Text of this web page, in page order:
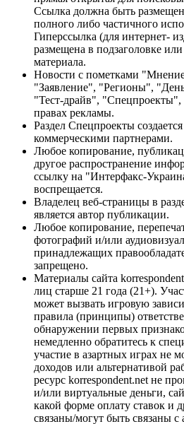
Ссылка должна быть
полного либо частичного
Гиперссылка (для интернет-
размещена в подзаголовке
материала.
Новости с пометками
"Заявление", "Регионы",
"Тест-драйв",
правах рекламы.
Раздел Спецпроекты
коммерческими партнерами.
Любое копирование,
другое распространение
ссылку на "Интерфакс-
воспрещается.
Владелец веб-страницы в
является автор публикации.
Любое копирование,
фотографий и/или
принадлежащих
запрещено.
Материалы сайта
лиц старше 21 года (21+).
может вызвать игровую
правила (принципы)
обнаружении первых
немедленно обратитесь к
участие в азартных играх не
доходов или альтернативой
ресурс korrespondent.net не
и/или виртуальные деньги,
какой форме оплату ставок и
связаны/могут быть связаны